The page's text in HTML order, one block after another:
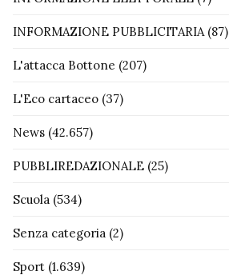
INFORMAZIONE PUBBLICITARIA(87)
L'attacca Bottone (207)
L'Eco cartaceo (37)
News (42.657)
PUBBLIREDAZIONALE (25)
Scuola (534)
Senza categoria (2)
Sport (1.639)